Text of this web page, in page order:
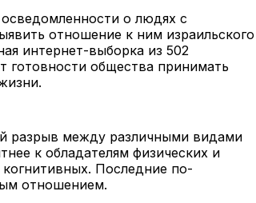
о людях с
отношение к ним израильского
интернет-выборка из 502
готовности общества принимать
разрыв между различными видами
к обладателям физических и
Последние по-
отношением.